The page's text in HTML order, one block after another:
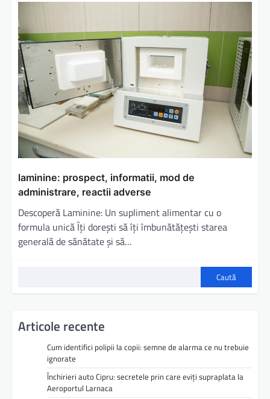
laminine: prospect, informatii, mod de
administrare, reactii adverse
Descoperă Laminine: Un supliment alimentar cu o
formula unică Îți dorești să îți îmbunătățești starea
generală de sănătate și să…
Caută
Articole recente
Cum identifici polipii la copii: semne de alarma ce nu trebuie
ignorate
Închirieri auto Cipru: secretele prin care eviți supraplata la
Aeroportul Larnaca